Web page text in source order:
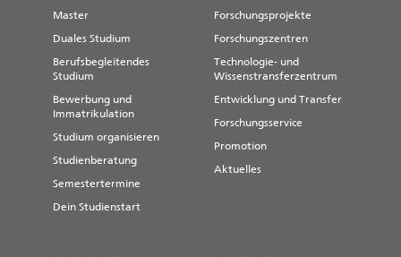
Master
Duales Studium
Berufsbegleitendes
Studium
Bewerbung und
Immatrikulation
Studium organisieren
Studienberatung
Semestertermine
Dein Studienstart
Forschungsprojekte
Forschungszentren
Technologie- und
Wissenstransferzentrum
Entwicklung und Transfer
Forschungsservice
Promotion
Aktuelles